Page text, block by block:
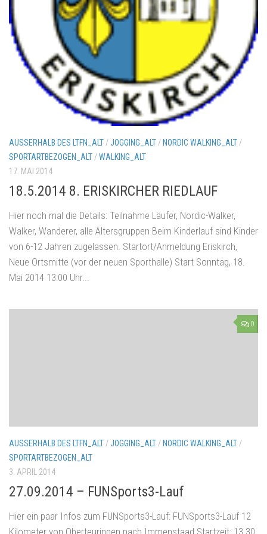
AUSSERHALB DES LTFN_ALT /JOGGING_ALT / NORDIC WALKING_ALT /
SPORTARTBEZOGEN_ALT /WALKING_ALT
17. MAI 2014
18.5.2014 8. ERISKIRCHER RIEDLAUF
Hier noch mal die Details: Teilnahme Läufer, Nordic-Walker,
Walker, Wanderer, alle Altersgruppen Beim Kinderlauf sind Kinder
von 6-12 Jahren zugelassen. Startort/Anmeldung Eriskirch,
Neue Ortsmitte (vor der neuen Sporthalle) Start Sonntag, 18.
Mai 2014 13:00 Uhr...
0
AUSSERHALB DES LTFN_ALT /JOGGING_ALT / NORDIC WALKING_ALT /
SPORTARTBEZOGEN_ALT
3. APRIL 2014
27.09.2014 – FUNSports3-Lauf
Hier ein paar Infos zum FUNSports3-Lauf: FUNSports3-Lauf 12